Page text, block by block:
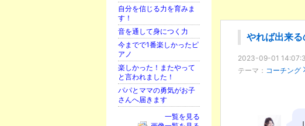
やれば出来
2023-09-01
テーマ： コーチング
自分を信じる力を育みま
す！
音を通して身につく力
今までで1番楽しかったピ
アノ
楽しかった！またやって
と言われました！
パパとママの勇気がお子
さんへ届きます
一覧を見る